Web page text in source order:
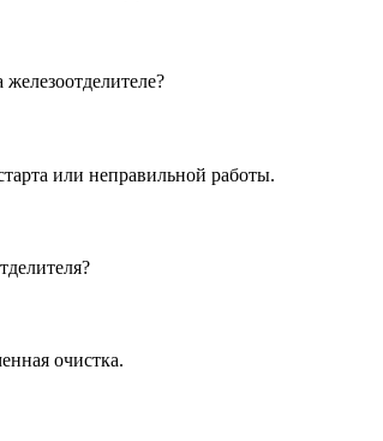
или неправильной работы.
очистка.